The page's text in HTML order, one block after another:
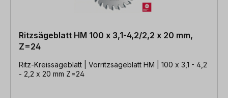
Ritzsägeblatt HM 100 x 3,1-4,2/2,2 x 20 mm,
Z=24
Ritz-Kreissägeblatt | Vorritzsägeblatt HM | 100 x 3,1 - 4,2
- 2,2 x 20 mm Z=24